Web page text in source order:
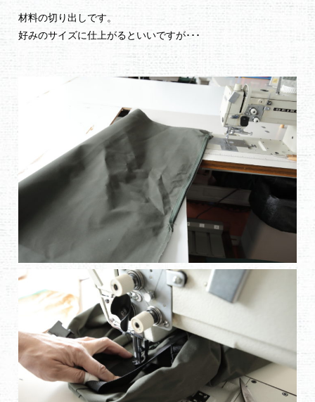
材料の切り出しです。
好みのサイズに仕上がるといいですが･･･